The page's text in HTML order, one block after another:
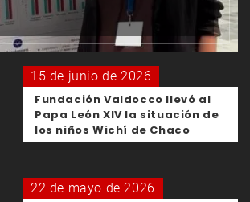
15 de junio de 2026
Fundación Valdocco llevó al
Papa León XIV la situación de
los niños Wichí de Chaco
22 de mayo de 2026